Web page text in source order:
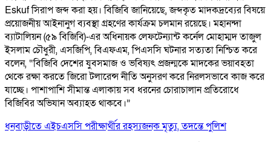
Eskuf সিরাপ জব্দ করা হয়। বিজিবি জানিয়েছে, জব্দকৃত মাদকদ্রব্যের বিষয়ে
প্রয়োজনীয় আইনানুগ ব্যবস্থা গ্রহণের কার্যক্রম চলমান রয়েছে। মহানন্দা
ব্যাটালিয়ন (৫৯ বিজিবি)-এর অধিনায়ক লেফটেন্যান্ট কর্নেল মোহাম্মদ তাজুল
ইসলাম চৌধুরী, এসজিপি, বিএফএম, পিএসসি ঘটনার সত্যতা নিশ্চিত করে
বলেন, “বিজিবি দেশের যুবসমাজ ও ভবিষ্যৎ প্রজন্মকে মাদকের ভয়াবহতা
থেকে রক্ষা করতে জিরো টলারেন্স নীতি অনুসরণ করে নিরলসভাবে কাজ করে
যাচ্ছে। পাশাপাশি সীমান্ত এলাকায় সব ধরনের চোরাচালান প্রতিরোধে
বিজিবির অভিযান অব্যাহত থাকবে।”
ধনবাড়ীতে এইচএসসি পরীক্ষার্থীর রহস্যজনক মৃত্যু, তদন্তে পুলিশ